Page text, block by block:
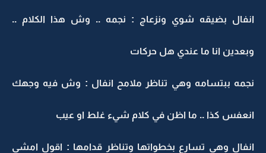
انفال بضيقه شوي ونزعاج : نجمه .. وش هذا الكلام ..
وبعدين انا ما عندي هل حركات
نجمه ببتسامه وهي تناظر ملامح انفال : وش فيه وجهك
انعفس كذا .. ما اظن في كلام شيء غلط او عيب
انفال وهي تسارع بخطواتها وتناظر قدامها : اقول امشي